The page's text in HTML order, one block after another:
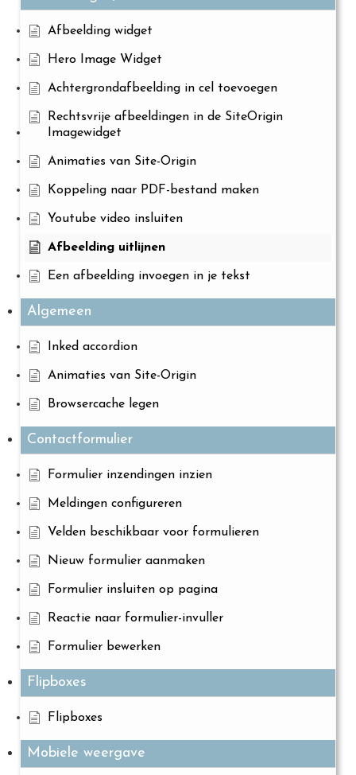
Afbeelding widget
Hero Image Widget
Achtergrondafbeelding in cel toevoegen
Rechtsvrije afbeeldingen in de SiteOrigin
Imagewidget
Animaties van Site-Origin
Koppeling naar PDF-bestand maken
Youtube video insluiten
Afbeelding uitlijnen
Een afbeelding invoegen in je tekst
Algemeen
Inked accordion
Animaties van Site-Origin
Browsercache legen
Contactformulier
Formulier inzendingen inzien
Meldingen configureren
Velden beschikbaar voor formulieren
Nieuw formulier aanmaken
Formulier insluiten op pagina
Reactie naar formulier-invuller
Formulier bewerken
Flipboxes
Flipboxes
Mobiele weergave